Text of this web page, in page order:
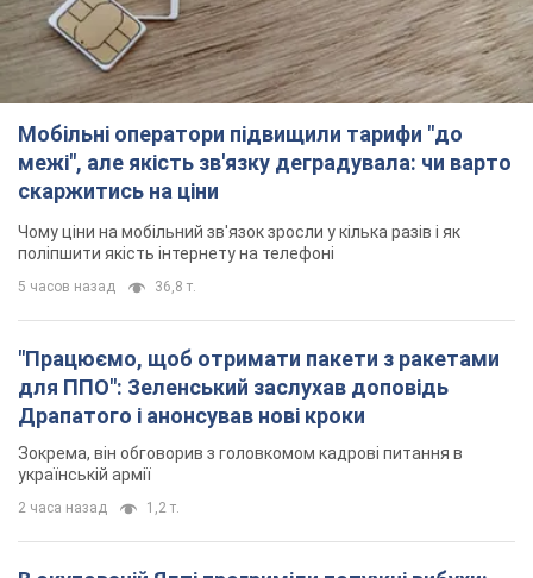
Мобільні оператори підвищили тарифи "до
межі", але якість зв'язку деградувала: чи варто
скаржитись на ціни
Чому ціни на мобільний зв'язок зросли у кілька разів і як
поліпшити якість інтернету на телефоні
5 часов назад 36,8 т.
"Працюємо, щоб отримати пакети з ракетами
для ППО": Зеленський заслухав доповідь
Драпатого і анонсував нові кроки
Зокрема, він обговорив з головкомом кадрові питання в
українській армії
2 часа назад 1,2 т.